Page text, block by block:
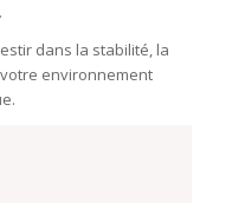
dans la stabilité, la
environnement